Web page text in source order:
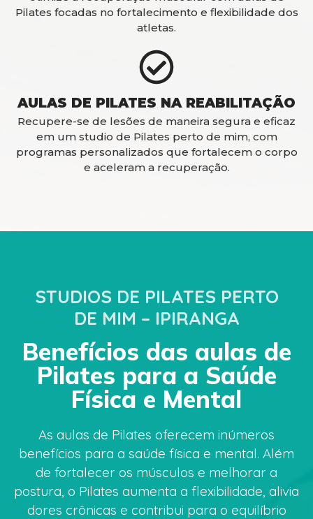
Pilates focadas no fortalecimento e flexibilidade dos
atletas.
AULAS DE PILATES NA REABILITAÇÃO
Recupere-se de lesões de maneira segura e eficaz
em um studio de Pilates perto de mim, com
programas personalizados que fortalecem o corpo
e aceleram a recuperação.
STUDIOS DE PILATES PERTO
DE MIM – IPIRANGA
Benefícios das aulas de
Pilates para a Saúde
Física e Mental
As aulas de Pilates oferecem inúmeros
benefícios para a saúde física e mental. Além
de fortalecer os músculos e melhorar a
postura, o Pilates aumenta a flexibilidade, alivia
dores crônicas e contribui para o equilíbrio